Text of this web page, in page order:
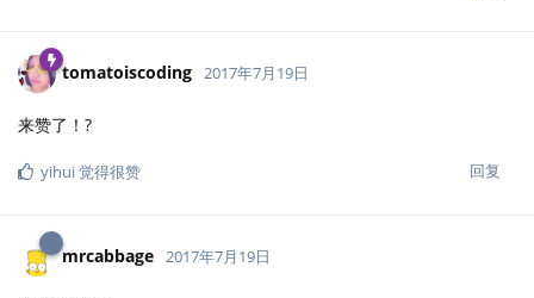
tomatoiscoding 2017年7月19日
来赞了！?
回复
yihui觉得很赞
mrcabbage 2017年7月19日